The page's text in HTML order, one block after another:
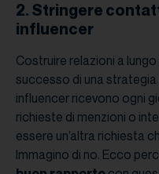
2. Stringere
influencer
Costruire relazioni a
successo di una strategia
influencer ricevono ogni
richieste di menzioni o
essere un’altra richiesta
Immagino di no. Ecco